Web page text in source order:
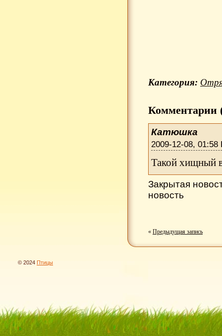
Категория:
Комментарии
Катюшка
2009-12-08, 01:58
Такой хищный
Закрытая
новость
« Предыдущая запись
© 2024 Птицы